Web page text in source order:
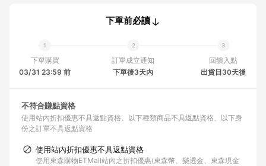
下單前必讀
下單購買
03/31 23:59 前
訂單成立通知
下單後3天內
回饋入點
出貨日30天後
不符合賺點資格
使用站內折扣優惠不具返點資格 以下種類商品不具返點資格
以下身
份之訂單不具返點資格
使用站內折扣優惠不具返點資格
使用東森購物ETMall站內之折扣優惠(東森幣、樂透金、東森現金